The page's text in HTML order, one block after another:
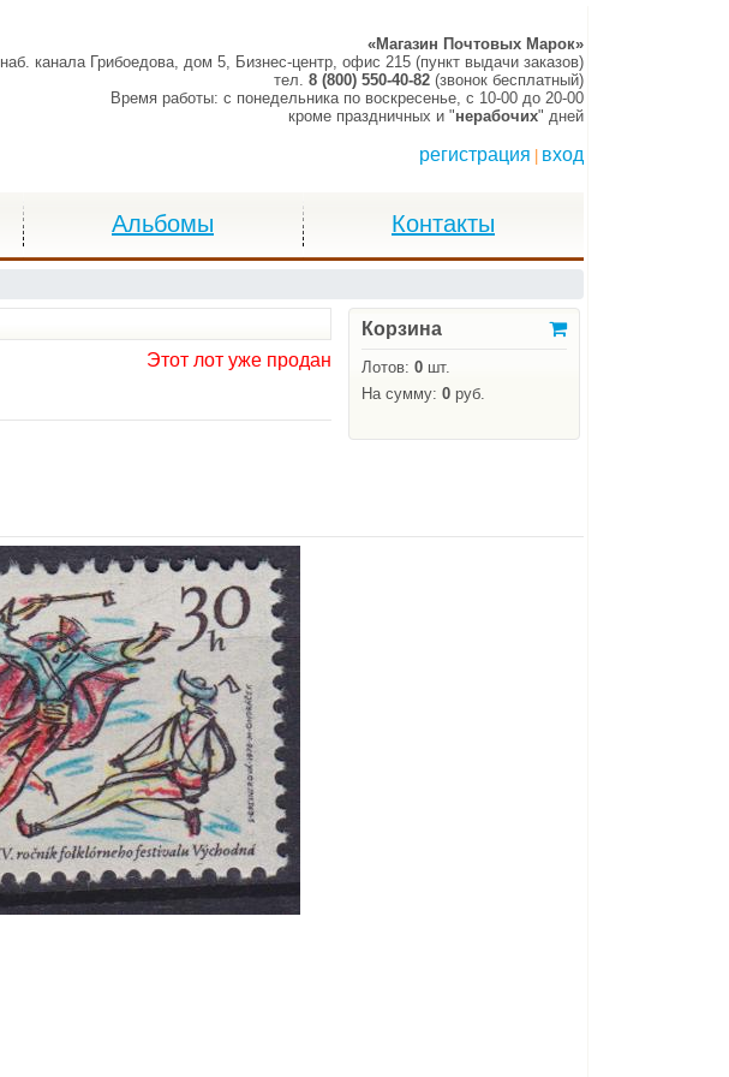
«Магазин Почтовых Марок»
наб. канала Грибоедова, дом 5, Бизнес-центр, офис 215 (пункт выдачи заказов)
тел. 8 (800) 550-40-82 (звонок бесплатный)
Время работы: c понедельника по воскресенье, c 10-00 до 20-00
кроме праздничных и "нерабочих" дней
регистрация вход
Альбомы Контакты
Корзина
Лотов:0 шт.
На сумму:0 руб.
Этот лот уже продан